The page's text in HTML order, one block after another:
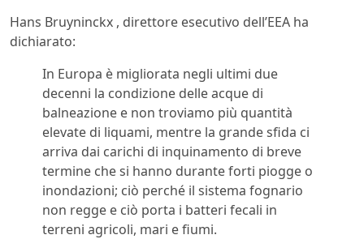
Hans Bruyninckx , direttore esecutivo dell’EEA ha
dichiarato:
In Europa è migliorata negli ultimi due
decenni la condizione delle acque di
balneazione e non troviamo più quantità
elevate di liquami, mentre la grande sfida ci
arriva dai carichi di inquinamento di breve
termine che si hanno durante forti piogge o
inondazioni; ciò perché il sistema fognario
non regge e ciò porta i batteri fecali in
terreni agricoli, mari e fiumi.